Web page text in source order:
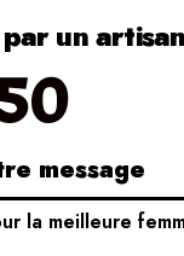
un
message